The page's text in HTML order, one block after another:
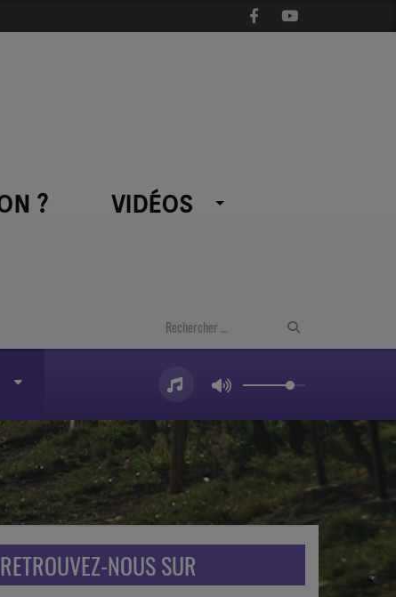
? VIDÉOS
RETROUVEZ-NOUS SUR